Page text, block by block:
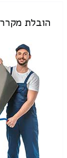
הובלת מקרר